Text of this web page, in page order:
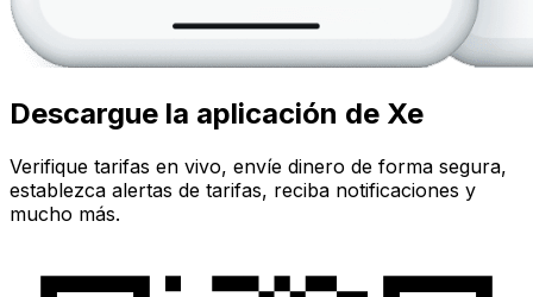
Descargue la aplicación de Xe
Verifique tarifas en vivo, envíe dinero de forma segura,
establezca alertas de tarifas, reciba notificaciones y
mucho más.